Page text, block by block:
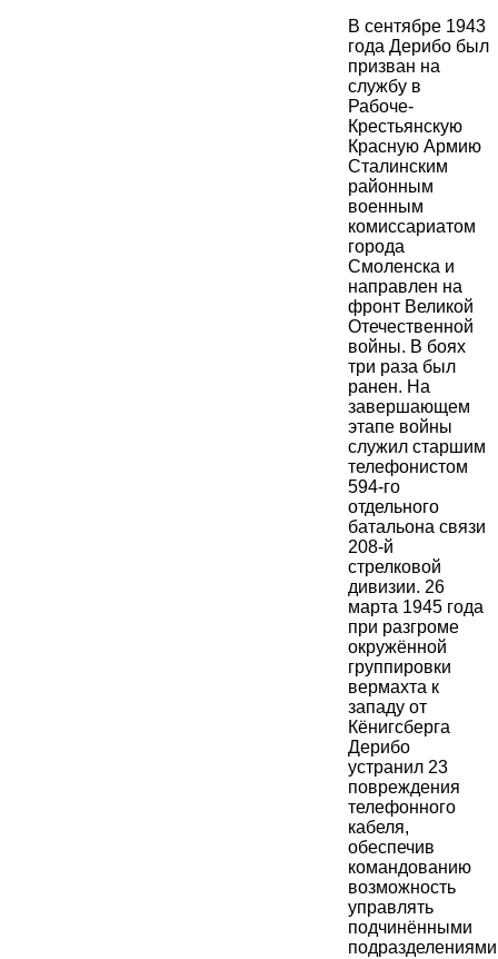
В сентябре 1943
года Дерибо был
призван на
службу в
Рабоче-
Крестьянскую
Красную Армию
Сталинским
районным
военным
комиссариатом
города
Смоленска и
направлен на
фронт Великой
Отечественной
войны. В боях
три раза был
ранен. На
завершающем
этапе войны
служил старшим
телефонистом
594-го
отдельного
батальона связи
208-й
стрелковой
дивизии. 26
марта 1945 года
при разгроме
окружённой
группировки
вермахта к
западу от
Кёнигсберга
Дерибо
устранил 23
повреждения
телефонного
кабеля,
обеспечив
командованию
возможность
управлять
подчинёнными